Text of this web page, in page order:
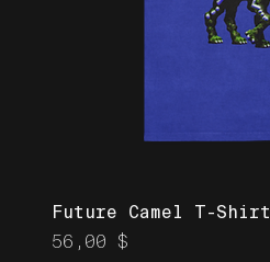
Future Camel T-Shirt
Prix
56,00 $